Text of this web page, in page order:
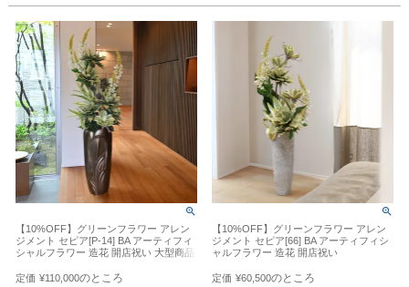
【10%OFF】グリーンフラワー アレン
ジメント セピア[P-14] BA アーティフィ
シャルフラワー 造花 開店祝い 大型商品
定価 ¥110,000のところ
【10%OFF】グリーンフラワー アレン
ジメント セピア[66] BA アーティフィシ
ャルフラワー 造花 開店祝い
定価 ¥60,500のところ